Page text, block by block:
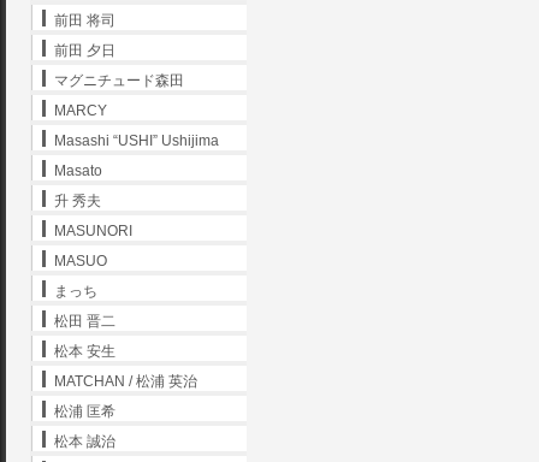
前田 将司
前田 夕日
マグニチュード森田
MARCY
Masashi “USHI” Ushijima
Masato
升 秀夫
MASUNORI
MASUO
まっち
松田 晋二
松本 安生
MATCHAN / 松浦 英治
松浦 匡希
松本 誠治